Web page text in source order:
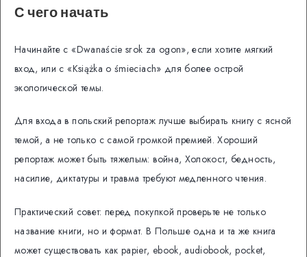
С чего начать
Начинайте с «Dwanaście srok za ogon», если хотите мягкий
вход, или с «Książka o śmieciach» для более острой
экологической темы.
Для входа в польский репортаж лучше выбирать книгу с ясной
темой, а не только с самой громкой премией. Хороший
репортаж может быть тяжелым: война, Холокост, бедность,
насилие, диктатуры и травма требуют медленного чтения.
Практический совет: перед покупкой проверьте не только
название книги, но и формат. В Польше одна и та же книга
может существовать как papier, ebook, audiobook, pocket,